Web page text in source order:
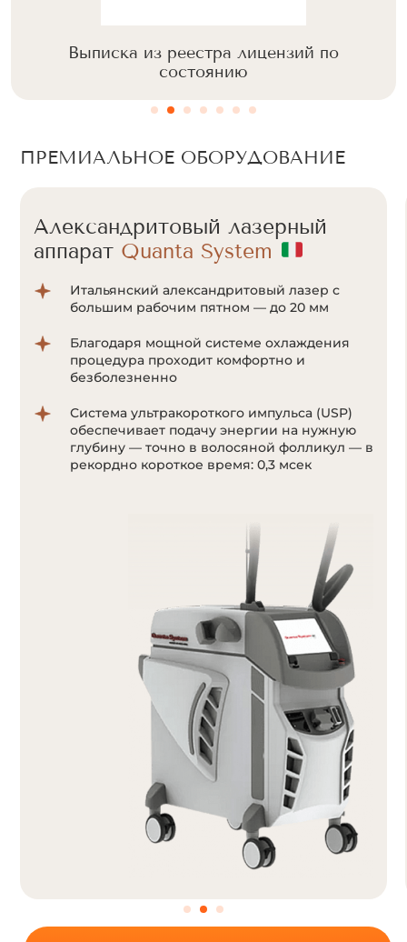
Выписка из реестра лицензий по
состоянию
ПРЕМИАЛЬНОЕ ОБОРУДОВАНИЕ
Александритовый лазерный
аппарат Cunosure Apogee+
Отсутствие болевых ощущений за счет
мощной системы охлаждения Zimmer;
Система ультракороткого импульса
позволяет воздействовать на волоски даже
с минимальным количеством пигмента